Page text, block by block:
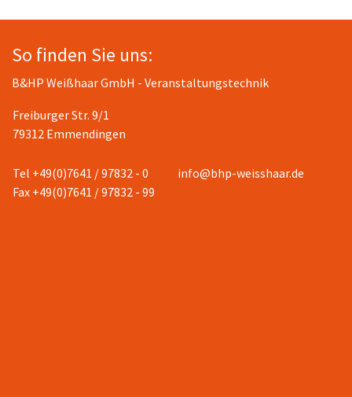
So finden Sie uns:
B&HP Weißhaar GmbH - Veranstaltungstechnik
Freiburger Str. 9/1
79312 Emmendingen
Tel +49(0)7641 / 97832 - 0
Fax +49(0)7641 / 97832 - 99
info@bhp-weisshaar.de